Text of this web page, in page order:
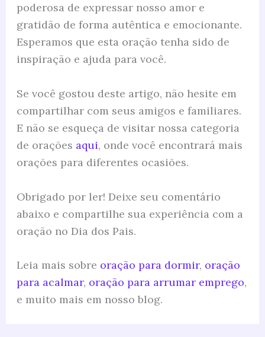
poderosa de expressar nosso amor e
gratidão de forma autêntica e emocionante.
Esperamos que esta oração tenha sido de
inspiração e ajuda para você.
Se você gostou deste artigo, não hesite em
compartilhar com seus amigos e familiares.
E não se esqueça de visitar nossa categoria
de orações aqui, onde você encontrará mais
orações para diferentes ocasiões.
Obrigado por ler! Deixe seu comentário
abaixo e compartilhe sua experiência com a
oração no Dia dos Pais.
Leia mais sobre oração para dormir, oração
para acalmar, oração para arrumar emprego,
e muito mais em nosso blog.